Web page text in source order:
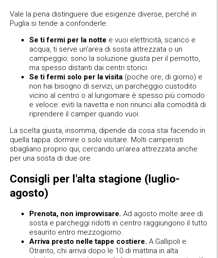
Vale la pena distinguere due esigenze diverse, perché in
Puglia si tende a confonderle:
Se ti fermi per la notte e vuoi elettricità, scarico e
acqua, ti serve un'area di sosta attrezzata o un
campeggio: sono la soluzione giusta per il pernotto,
ma spesso distanti dai centri storici.
Se ti fermi solo per la visita (poche ore, di giorno) e
non hai bisogno di servizi, un parcheggio custodito
vicino al centro o al lungomare è spesso più comodo
e veloce: eviti la navetta e non rinunci alla comodità di
riprendere il camper quando vuoi.
La scelta giusta, insomma, dipende da cosa stai facendo in
quella tappa: dormire o solo visitare. Molti camperisti
sbagliano proprio qui, cercando un'area attrezzata anche
per una sosta di due ore.
Consigli per l'alta stagione (luglio-
agosto)
Prenota, non improvvisare. Ad agosto molte aree di
sosta e parcheggi ridotti in centro raggiungono il tutto
esaurito entro mezzogiorno.
Arriva presto nelle tappe costiere. A Gallipoli e
Otranto, chi arriva dopo le 10 di mattina in alta